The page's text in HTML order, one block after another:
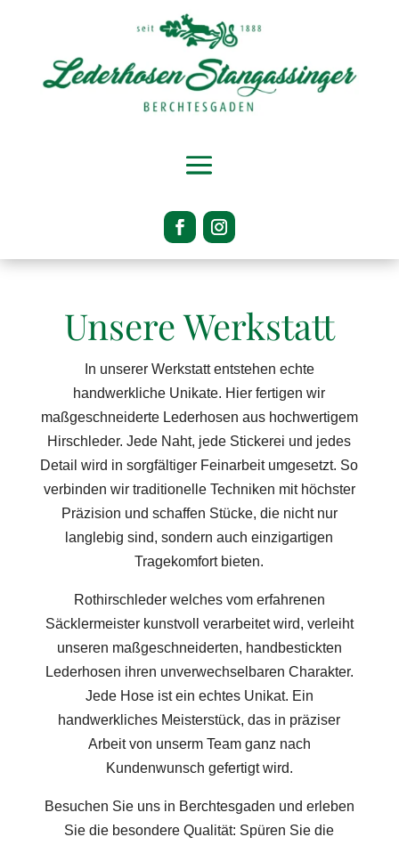
Unsere Werkstatt
In unserer Werkstatt entstehen echte
handwerkliche Unikate. Hier fertigen wir
maßgeschneiderte Lederhosen aus hochwertigem
Hirschleder. Jede Naht, jede Stickerei und jedes
Detail wird in sorgfältiger Feinarbeit umgesetzt. So
verbinden wir traditionelle Techniken mit höchster
Präzision und schaffen Stücke, die nicht nur
langlebig sind, sondern auch einzigartigen
Tragekomfort bieten.
Rothirschleder welches vom erfahrenen
Säcklermeister kunstvoll verarbeitet wird, verleiht
unseren maßgeschneiderten, handbestickten
Lederhosen ihren unverwechselbaren Charakter.
Jede Hose ist ein echtes Unikat. Ein
handwerkliches Meisterstück, das in präziser
Arbeit von unserm Team ganz nach
Kundenwunsch gefertigt wird.
Besuchen Sie uns in Berchtesgaden und erleben
Sie die besondere Qualität: Spüren Sie die